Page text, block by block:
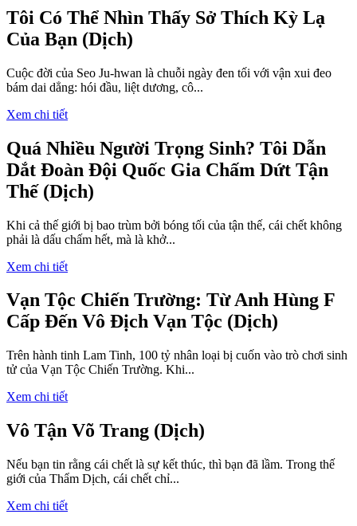
Tôi Có Thể Nhìn Thấy Sở Thích Kỳ Lạ
Của Bạn (Dịch)
Cuộc đời của Seo Ju-hwan là chuỗi ngày đen tối với vận xui đeo
bám dai dẳng: hói đầu, liệt dương, cô...
Xem chi tiết
Quá Nhiều Người Trọng Sinh? Tôi Dẫn
Dắt Đoàn Đội Quốc Gia Chấm Dứt Tận
Thế (Dịch)
Khi cả thế giới bị bao trùm bởi bóng tối của tận thế, cái chết không
phải là dấu chấm hết, mà là khở...
Xem chi tiết
Vạn Tộc Chiến Trường: Từ Anh Hùng F
Cấp Đến Vô Địch Vạn Tộc (Dịch)
Trên hành tinh Lam Tinh, 100 tỷ nhân loại bị cuốn vào trò chơi sinh
tử của Vạn Tộc Chiến Trường. Khi...
Xem chi tiết
Vô Tận Võ Trang (Dịch)
Nếu bạn tin rằng cái chết là sự kết thúc, thì bạn đã lầm. Trong thế
giới của Thẩm Dịch, cái chết chỉ...
Xem chi tiết